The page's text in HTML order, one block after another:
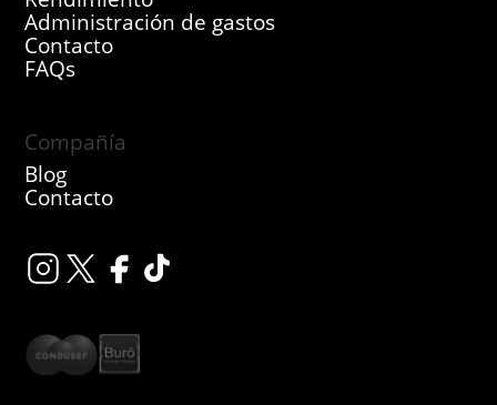
Administración de gastos
Contacto
FAQs
Compañía
Blog
Contacto